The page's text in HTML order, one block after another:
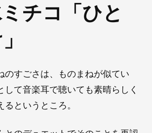
チコ「ひと
のすごさは、ものまねが似てい
して音楽耳で聴いても素晴らしく
というところ。